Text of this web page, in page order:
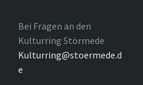
Bei Fragen an den
Kulturring Störmede
Kulturring@stoermede.d
e